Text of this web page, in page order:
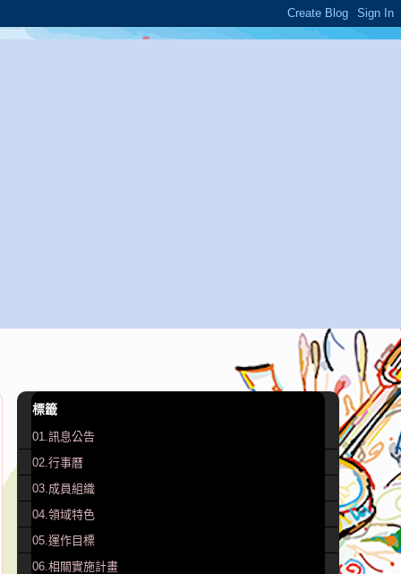
標籤
01.訊息公告
02.行事曆
03.成員組織
04.領域特色
05.運作目標
06.相關實施計畫